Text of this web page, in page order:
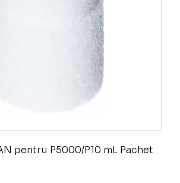
pentru P5000/P10 mL Pachet